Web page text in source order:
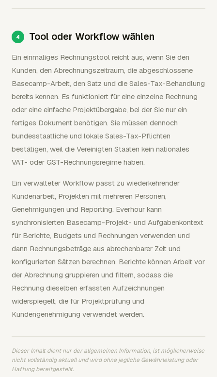
Tool oder Workflow wählen
Ein einmaliges Rechnungstool reicht aus, wenn Sie den
Kunden, den Abrechnungszeitraum, die abgeschlossene
Basecamp-Arbeit, den Satz und die Sales-Tax-Behandlung
bereits kennen. Es funktioniert für eine einzelne Rechnung
oder eine einfache Projektübergabe, bei der Sie nur ein
fertiges Dokument benötigen. Sie müssen dennoch
bundesstaatliche und lokale Sales-Tax-Pflichten
bestätigen, weil die Vereinigten Staaten kein nationales
VAT- oder GST-Rechnungsregime haben.
Ein verwalteter Workflow passt zu wiederkehrender
Kundenarbeit, Projekten mit mehreren Personen,
Genehmigungen und Reporting. Everhour kann
synchronisierten Basecamp-Projekt- und Aufgabenkontext
für Berichte, Budgets und Rechnungen verwenden und
dann Rechnungsbeträge aus abrechenbarer Zeit und
konfigurierten Sätzen berechnen. Berichte können Arbeit vor
der Abrechnung gruppieren und filtern, sodass die
Rechnung dieselben erfassten Aufzeichnungen
widerspiegelt, die für Projektprüfung und
Kundengenehmigung verwendet werden.
Dieser Inhalt dient nur der allgemeinen Information, ist möglicherweise
nicht vollständig aktuell und wird ohne jegliche Gewährleistung oder
Haftung bereitgestellt.